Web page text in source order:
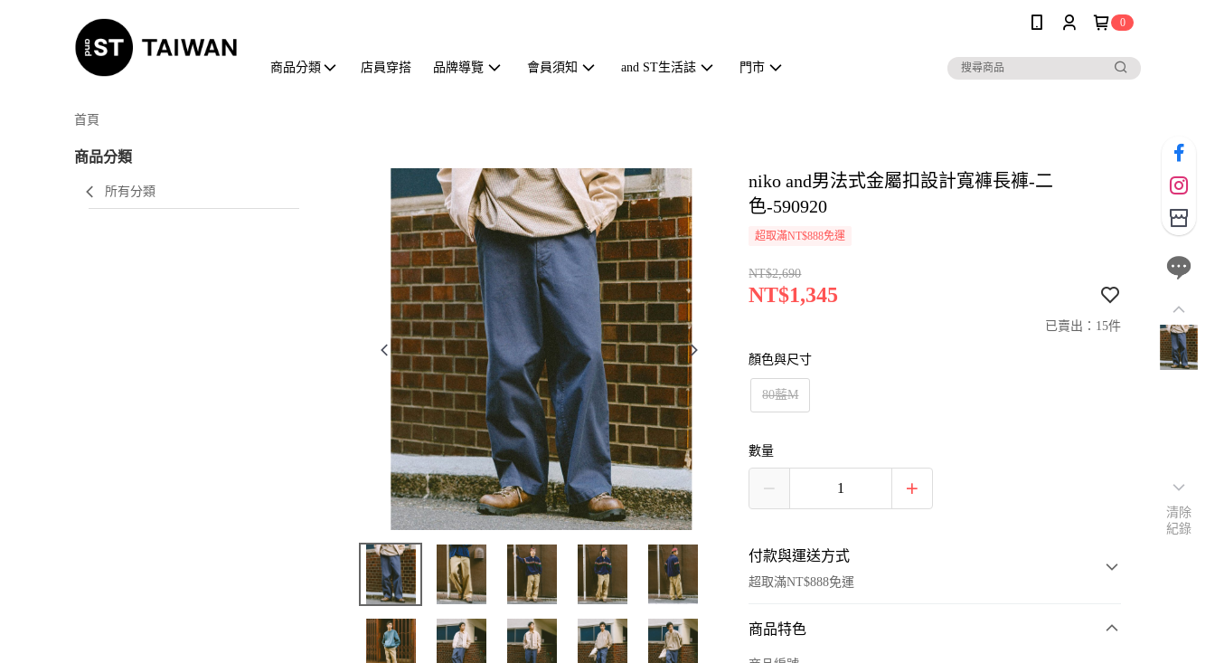
0
商品分類 店員穿搭 品牌導覽 會員須知 and ST生活誌 門市
首頁
商品分類
所有分類
niko and男法式金屬扣設計寬褲長褲-二
色-590920
超取滿NT$888免運
NT$2,690
NT$1,345
已賣出：15件
顏色與尺寸
80藍M
數量
付款與運送方式
超取滿NT$888免運
付款方式
商品特色
清除
紀錄